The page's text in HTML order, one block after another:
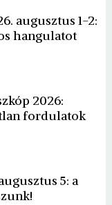
augusztus 1-2:
hangulatot
2026:
fordulatok
5: a